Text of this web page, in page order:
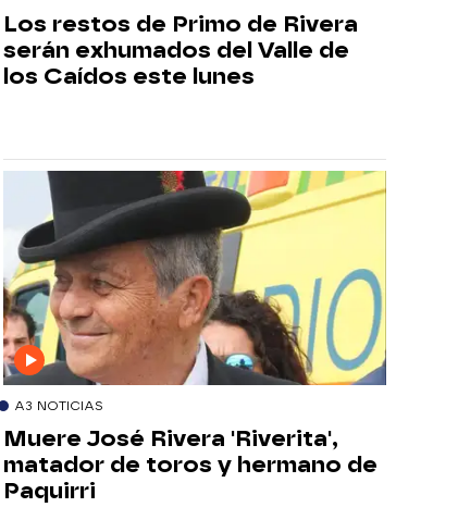
Los restos de Primo de Rivera
serán exhumados del Valle de
los Caídos este lunes
A3 NOTICIAS
Muere José Rivera 'Riverita',
matador de toros y hermano de
Paquirri